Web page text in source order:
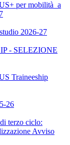
per mobilità a
2026-27
- SELEZIONE
Traineeship
26
terzo ciclo:
Avviso